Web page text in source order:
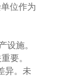
位作为
设施。
要。
异。未